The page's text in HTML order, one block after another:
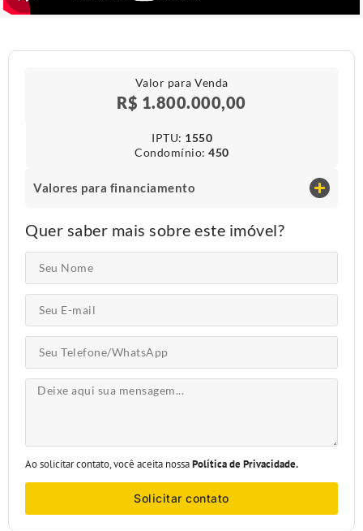
Valor para Venda
R$ 1.800.000,00
IPTU​: 1550
Condomínio​: 450
Valores para financiamento
Quer saber mais sobre este imóvel?
Ao solicitar contato, você aceita nossaPolítica de Privacidade.
Solicitar contato